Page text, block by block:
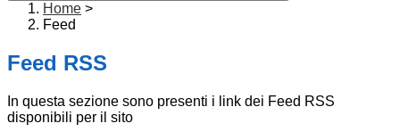
Home >
Feed
Feed RSS
In questa sezione sono presenti i link dei Feed RSS
disponibili per il sito